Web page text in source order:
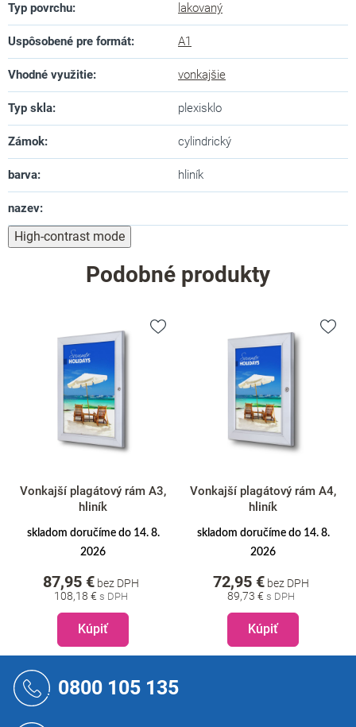
Typ povrchu: lakovaný
Uspôsobené pre formát: A1
Vhodné využitie: vonkajšie
Typ skla: plexisklo
Zámok: cylindrický
barva: hliník
nazev:
High-contrast mode
Podobné produkty
Vonkajší plagátový rám A3,
hliník
skladom doručíme do 14. 8.
2026
108,18 €
87,95 € bez DPH
Kúpiť
Vonkajší plagátový rám A4,
hliník
skladom doručíme do 14. 8.
2026
89,73 €
72,95 € bez DPH
Kúpiť
0800 105 135